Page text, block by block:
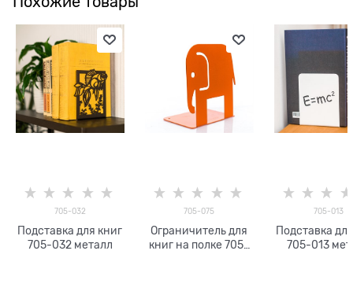
705-032
Подставка для книг
705-032 металл
705-075
Ограничитель для
книг на полке 705-
705-013
Подставка
705-013